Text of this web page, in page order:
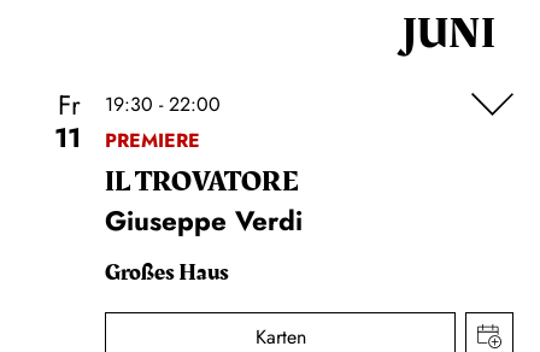
JUNI
Fr
11
19:30 - 22:00
PREMIERE
IL TROVA­TORE
Giuseppe Verdi
Großes Haus
Karten